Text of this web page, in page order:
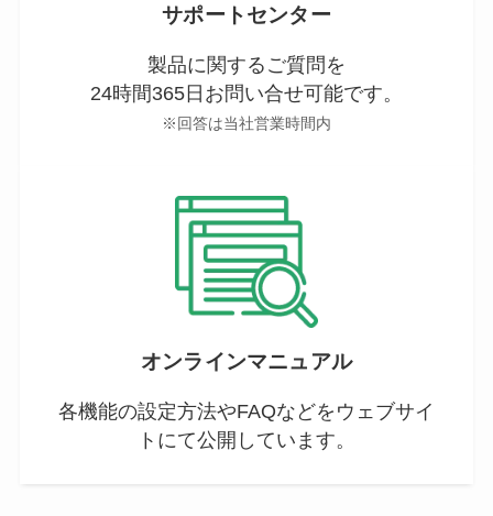
サポートセンター
製品に関するご質問を
24時間365日お問い合せ可能です。
※回答は当社営業時間内
オンラインマニュアル
各機能の設定方法やFAQなどをウェブサイ
トにて公開しています。